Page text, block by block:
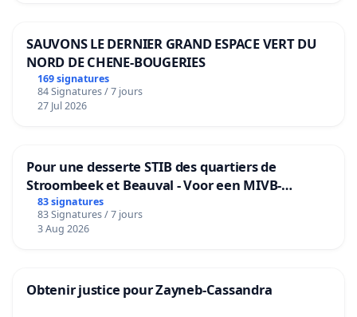
SAUVONS LE DERNIER GRAND ESPACE VERT DU
NORD DE CHENE-BOUGERIES
169 signatures
84 Signatures / 7 jours
27 Jul 2026
Pour une desserte STIB des quartiers de
Stroombeek et Beauval - Voor een MIVB-
bediening van de wijken Strombeek en Het
Voor
83 signatures
83 Signatures / 7 jours
3 Aug 2026
Obtenir justice pour Zayneb-Cassandra